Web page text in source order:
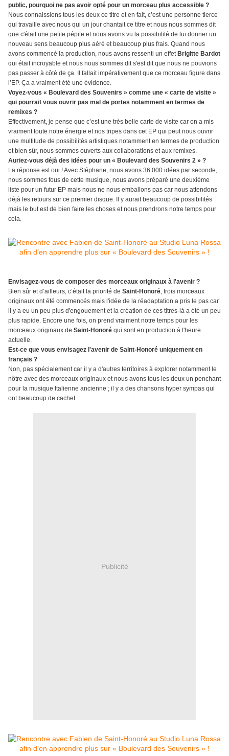
public, pourquoi ne pas avoir opté pour un morceau plus accessible ?
Nous connaissions tous les deux ce titre et en fait, c’est une personne tierce
qui travaille avec nous qui un jour chantait ce titre et nous nous sommes dit
que c'était une petite pépite et nous avons vu la possibilité de lui donner un
nouveau sens beaucoup plus aéré et beaucoup plus frais. Quand nous
avons commencé la production, nous avons ressenti un effet Brigitte Bardot
qui était incroyable et nous nous sommes dit s'est dit que nous ne pouvions
pas passer à côté de ça. Il fallait impérativement que ce morceau figure dans
l’EP. Ça a vraiment été une évidence.
Voyez-vous « Boulevard des Souvenirs » comme une « carte de visite »
qui pourrait vous ouvrir pas mal de portes notamment en termes de
remixes ?
Effectivement, je pense que c’est une très belle carte de visite car on a mis
vraiment toute notre énergie et nos tripes dans cet EP qui peut nous ouvrir
une multitude de possibilités artistiques notamment en termes de production
et bien sûr, nous sommes ouverts aux collaborations et aux remixes.
Auriez-vous déjà des idées pour un « Boulevard des Souvenirs 2 » ?
La réponse est oui ! Avec Stéphane, nous avons 36 000 idées par seconde,
nous sommes fous de cette musique, nous avons préparé une deuxième
liste pour un futur EP mais nous ne nous emballons pas car nous attendons
déjà les retours sur ce premier disque. Il y aurait beaucoup de possibilités
mais le but est de bien faire les choses et nous prendrons notre temps pour
cela.
Envisagez-vous de composer des morceaux originaux à l'avenir ?
Bien sûr et d’ailleurs, c’était la priorité de Saint-Honoré, trois morceaux
originaux ont été commencés mais l'idée de la réadaptation a pris le pas car
il y a eu un peu plus d'engouement et la création de ces titres-là a été un peu
plus rapide. Encore une fois, on prend vraiment notre temps pour les
morceaux originaux de Saint-Honoré qui sont en production à l'heure
actuelle.
Est-ce que vous envisagez l'avenir de Saint-Honoré uniquement en
français ?
Non, pas spécialement car il y a d'autres territoires à explorer notamment le
nôtre avec des morceaux originaux et nous avons tous les deux un penchant
pour la musique Italienne ancienne ; il y a des chansons hyper sympas qui
ont beaucoup de cachet…
Publicité